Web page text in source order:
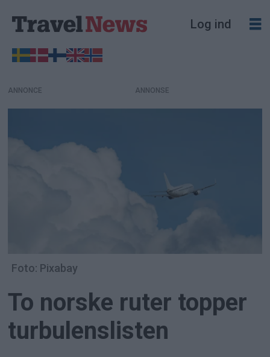
Log ind
ANNONCE
Foto: Pixabay
To norske ruter topper
turbulenslisten